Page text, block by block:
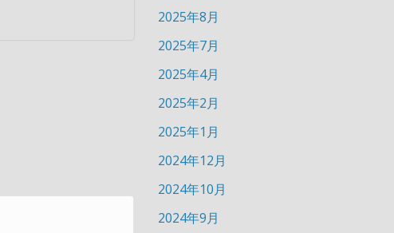
2025年8月
2025年7月
2025年4月
2025年2月
2025年1月
2024年12月
2024年10月
2024年9月